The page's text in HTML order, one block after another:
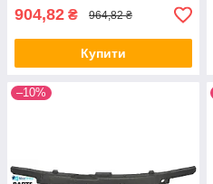
904,82 ₴ 964,82 ₴
Купити
–10%